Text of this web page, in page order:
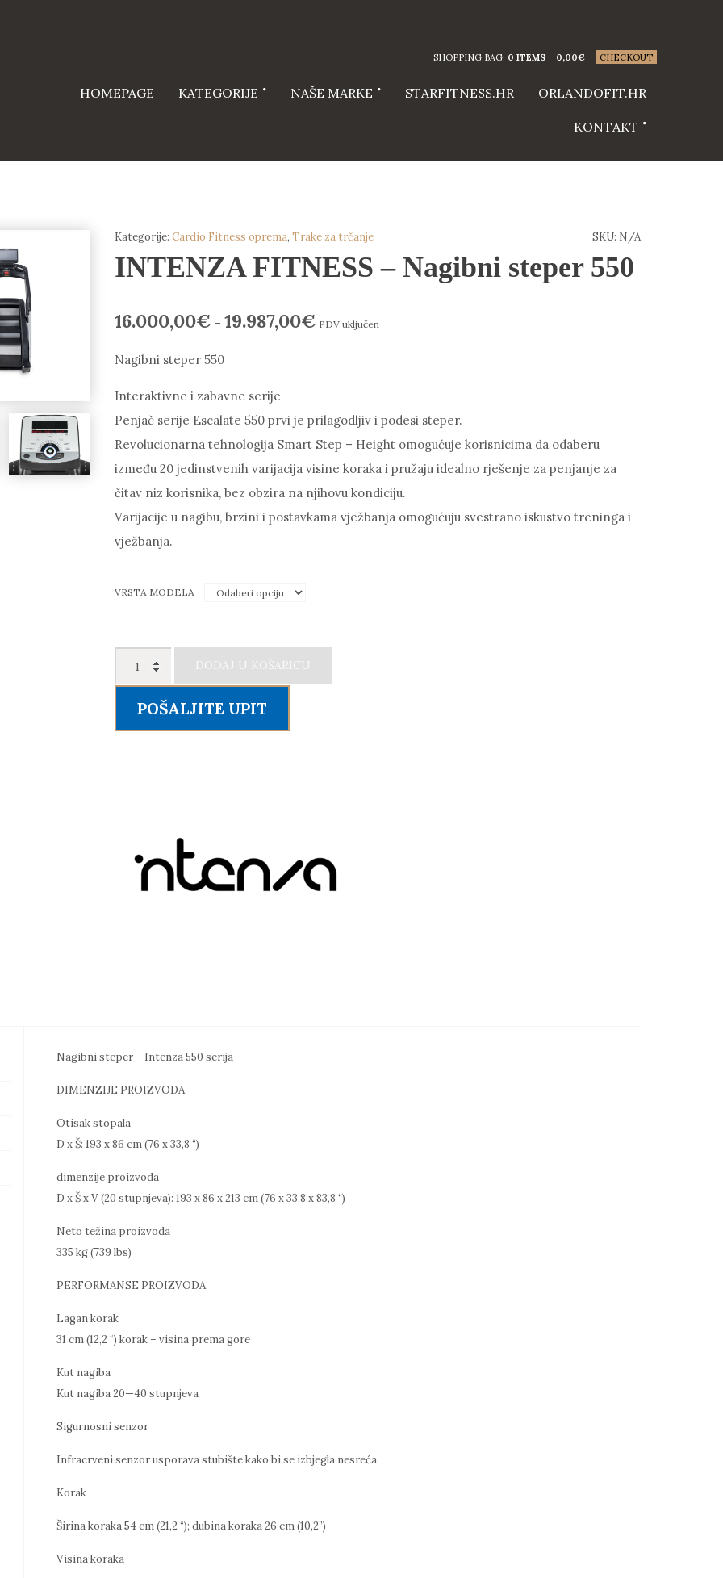
SHOPPING BAG: 0 ITEMS 0,00€ CHECKOUT
HOMEPAGE KATEGORIJE NAŠE MARKE STARFITNESS.HR ORLANDOFIT.HR
KONTAKT
SKU: N/A
Kategorije: Cardio Fitness oprema, Trake za trčanje
INTENZA FITNESS – Nagibni steper 550
16.000,00€– 19.987,00€ PDV uključen
Nagibni steper 550
Interaktivne i zabavne serije
Penjač serije Escalate 550 prvi je prilagodljiv i podesi steper.
Revolucionarna tehnologija Smart Step – Height omogućuje korisnicima da odaberu
između 20 jedinstvenih varijacija visine koraka i pružaju idealno rješenje za penjanje za
čitav niz korisnika, bez obzira na njihovu kondiciju.
Varijacije u nagibu, brzini i postavkama vježbanja omogućuju svestrano iskustvo treninga i
vježbanja.
VRSTA MODELA
INTENZA
FITNESS
Nagibni
DODAJ U KOŠARICU
POŠALJITE UPIT
Nagibni steper – Intenza 550 serija
DIMENZIJE PROIZVODA
Otisak stopala
D x Š: 193 x 86 cm (76 x 33,8 “)
dimenzije proizvoda
D x Š x V (20 stupnjeva): 193 x 86 x 213 cm (76 x 33,8 x 83,8 “)
Neto težina proizvoda
335 kg (739 lbs)
PERFORMANSE PROIZVODA
Lagan korak
31 cm (12,2 “) korak – visina prema gore
Kut nagiba
Kut nagiba 20—40 stupnjeva
Sigurnosni senzor
Infracrveni senzor usporava stubište kako bi se izbjegla nesreća.
Korak
Širina koraka 54 cm (21,2 “); dubina koraka 26 cm (10,2”)
Visina koraka